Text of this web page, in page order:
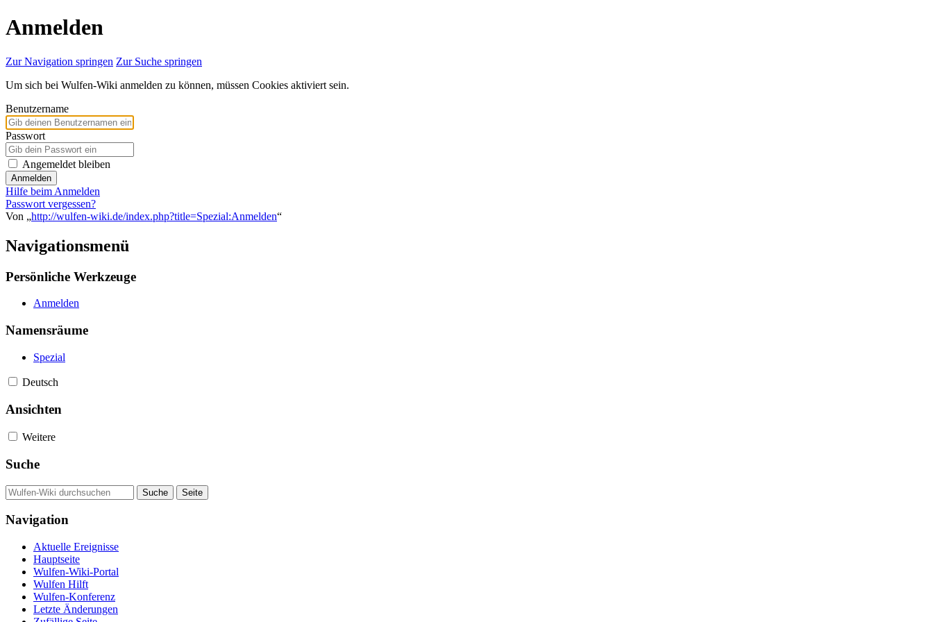
Anmelden
Zur Navigation springen Zur Suche springen
Um sich bei Wulfen-Wiki anmelden zu können, müssen Cookies aktiviert sein.
Benutzername
Passwort
Angemeldet bleiben
Anmelden
Hilfe beim Anmelden
Passwort vergessen?
Von „http://wulfen-wiki.de/index.php?title=Spezial:Anmelden“
Navigationsmenü
Persönliche Werkzeuge
Anmelden
Namensräume
Spezial
Deutsch
Ansichten
Weitere
Suche
Navigation
Aktuelle Ereignisse
Hauptseite
Wulfen-Wiki-Portal
Wulfen Hilft
Wulfen-Konferenz
Letzte Änderungen